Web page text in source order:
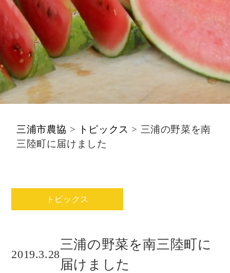
三浦市農協 > トピックス > 三浦の野菜を南
三陸町に届けました
トピックス
2019.3.28
三浦の野菜を南三陸町に
届けました